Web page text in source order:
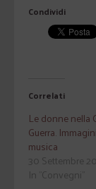
Condividi
Correlati
Le donne nella
Guerra.
musica
30 Settembre
In "Convegni"